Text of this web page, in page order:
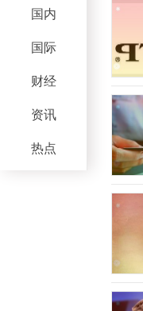
国内
国际
财经
资讯
热点